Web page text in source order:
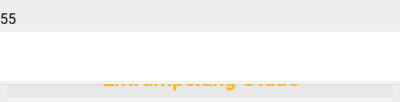
Entrümpelung Stade